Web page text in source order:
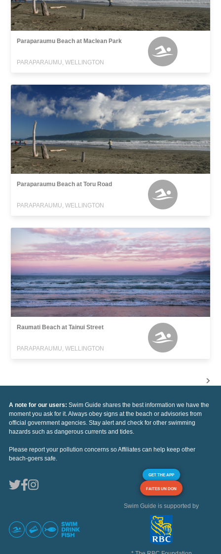
Paraparaumu Beach at Maclean Park
PARAPARAUMU, WELLINGTON
Paraparaumu Beach at Toru Road
PARAPARAUMU, WELLINGTON
Raumati Beach at Tainui Street
PARAPARAUMU, WELLINGTON
A note for our users: Swim Guide shares the best information we have the
moment you ask for it. Always obey signs at the beach or advisories from
official government agencies. Stay alert and check for other swimming
hazards such as dangerous currents and tides.
Please report your pollution concerns so Affiliates can help keep other
beach-goers safe.
GET THE APP
FAITES UN DON
Swim Guide is supported by